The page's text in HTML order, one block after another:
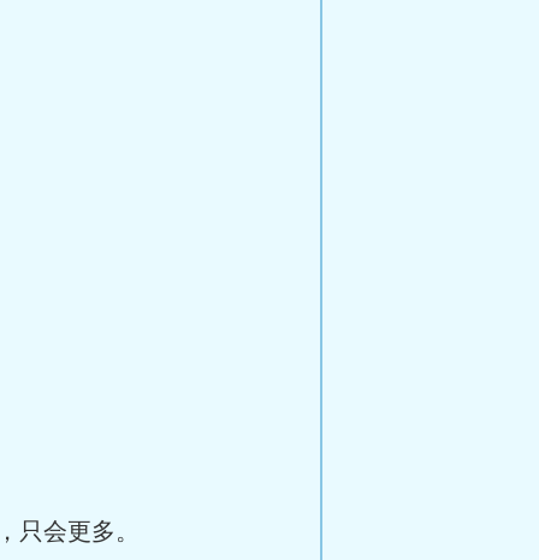
会更多。